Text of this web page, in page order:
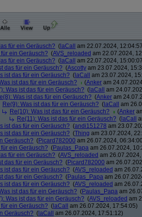
für ein Geräusch? ( laCall
am 22.07.2024,
ein Geräusch? (AVS_reloaded am 22.07.2024,
für ein Geräusch? ( laCall
am 22.07.2024,
das für ein Geräusch? (Ascotty am 23.07.2024,
ist das für ein Geräusch? ( laCall
am 23.07.2024,
ist das für ein Geräusch?
(Anker am
Was ist das für ein Geräusch? ( laCall
am
Was ist das für ein Geräusch? (Anker am
Re(9): Was ist das für ein Geräusch? ( laCall
am
Re(10): Was ist das für ein Geräusch?
(Anker
Re(11): Was ist das für ein Geräusch? ( laCall
ist das für ein Geräusch? (andi151278 am
ist das für ein Geräusch? (Thing am 23.07.2024,
Geräusch? (Picard782000 am 26.07.2024,
ein Geräusch? (Paulas_Papa am 26.07.2024,
für ein Geräusch? (AVS_reloaded am 26.07.2024,
das für ein Geräusch? (Picard782000 am
ist das für ein Geräusch? (AVS_reloaded am
das für ein Geräusch? (Paulas_Papa am
ist das für ein Geräusch? (AVS_reloaded am
ist das für ein Geräusch? (Paulas_Papa am
Was ist das für ein Geräusch? (AVS_reloaded am
ein Geräusch? ( laCall
am 26.07.2024, 17:54:05)
Geräusch? ( laCall
am 26.07.2024, 17:51:12)